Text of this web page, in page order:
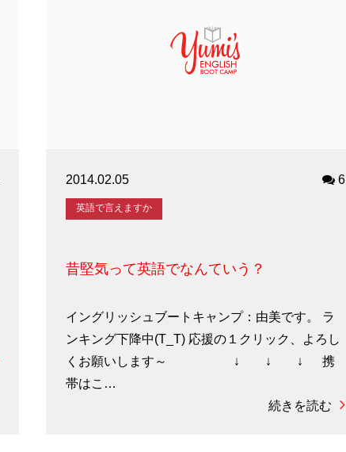
2014.02.05 6
英語で言えますか
昔堅気って英語でなんていう？
イングリッシュブートキャンプ：由美です。 ラ
ンキング下降中(T_T) 応援の１クリック、よろし
くお願いします～ ↓ ↓ ↓ 携
帯はこ…
続きを読む